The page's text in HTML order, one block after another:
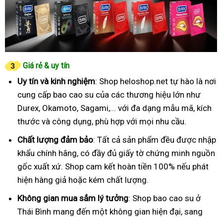
Giá rẻ & uy tín
Uy tín và kinh nghiệm: Shop heloshop.net tự hào là nơi
cung cấp bao cao su của các thương hiệu lớn như
Durex, Okamoto, Sagami,... với đa dạng mẫu mã, kích
thước và công dụng, phù hợp với mọi nhu cầu.
Chất lượng đảm bảo: Tất cả sản phẩm đều được nhập
khẩu chính hãng, có đầy đủ giấy tờ chứng minh nguồn
gốc xuất xứ. Shop cam kết hoàn tiền 100% nếu phát
hiện hàng giả hoặc kém chất lượng.
Không gian mua sắm lý tưởng: Shop bao cao su ở
Thái Bình mang đến một không gian hiện đại, sang